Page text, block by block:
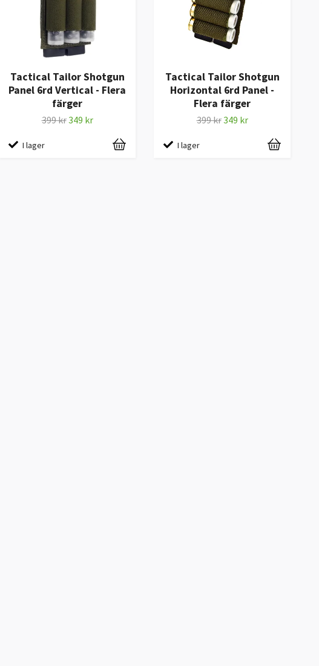
Tactical Tailor Shotgun
Panel 6rd Vertical - Flera
färger
399 kr349 kr
I lager
Tactical Tailor Shotgun
Horizontal 6rd Panel -
Flera färger
399 kr349 kr
I lager